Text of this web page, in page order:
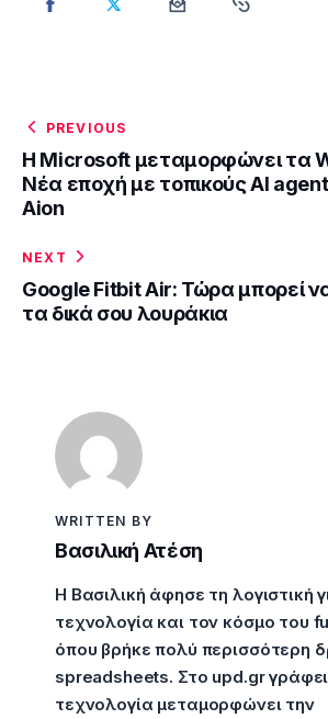
PREVIOUS
Η Microsoft μεταμορφώνει τα
Νέα εποχή με τοπικoύς ΑΙ
Aion
NEXT
Google Fitbit Air: Τώρα μπορεί
τα δικά σου λουράκια
WRITTEN BY
Βασιλική Ατέση
Η Βασιλική άφησε τη λογιστική
τεχνολογία και τον κόσμο του
όπου βρήκε πολύ περισσότερη
spreadsheets. Στο upd.gr
τεχνολογία μεταμορφώνει την